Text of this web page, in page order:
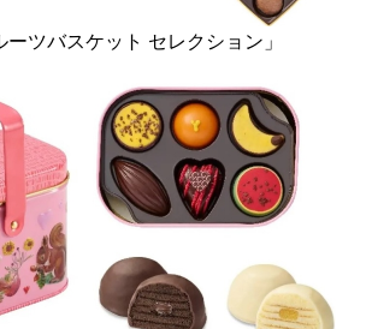
ーツバスケット セレクション」